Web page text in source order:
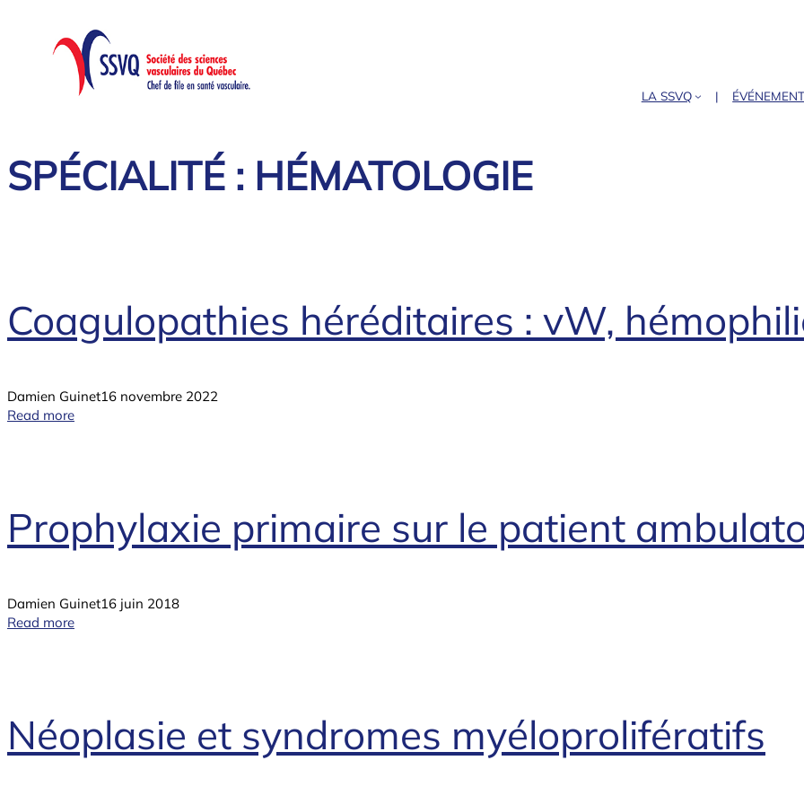
contenu
LA SSVQ
SPÉCIALITÉ : HÉMATOLOGIE
Coagulopathies héréditaires : vW,
Damien Guinet16 novembre 2022
Read more
Prophylaxie primaire sur le patient
Damien Guinet16 juin 2018
Read more
Néoplasie et syndromes myéloprolifératifs